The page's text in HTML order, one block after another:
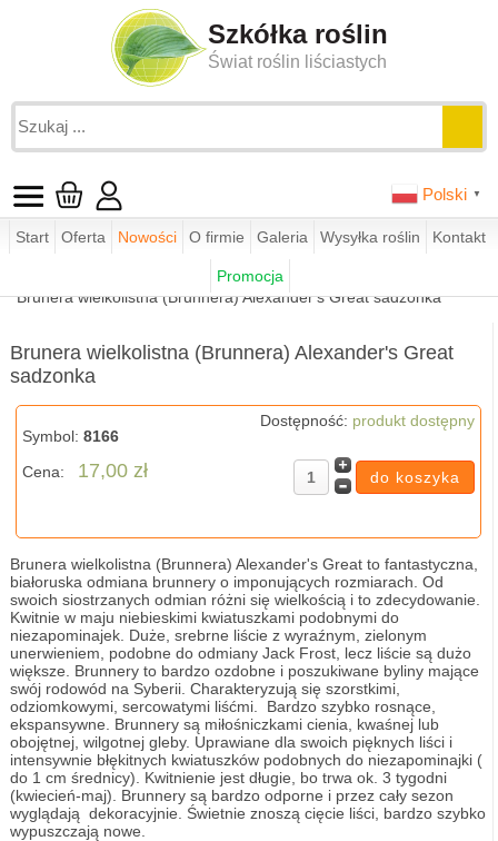
Szkółka roślin
Świat roślin liściastych
Polski ▼
Start Oferta Nowości O firmie Galeria Wysyłka roślin Kontakt
Promocja
Brunera wielkolistna (Brunnera) Alexander's Great sadzonka
Brunera wielkolistna (Brunnera) Alexander's Great
sadzonka
Symbol: 8166
Cena:
17,00 zł
Dostępność: produkt dostępny
Brunera wielkolistna (Brunnera) Alexander's Great to fantastyczna,
białoruska odmiana brunnery o imponujących rozmiarach. Od
swoich siostrzanych odmian różni się wielkością i to zdecydowanie.
Kwitnie w maju niebieskimi kwiatuszkami podobnymi do
niezapominajek. Duże, srebrne liście z wyraźnym, zielonym
unerwieniem, podobne do odmiany Jack Frost, lecz liście są dużo
większe. Brunnery to bardzo ozdobne i poszukiwane byliny mające
swój rodowód na Syberii. Charakteryzują się szorstkimi,
odziomkowymi, sercowatymi liśćmi. Bardzo szybko rosnące,
ekspansywne. Brunnery są miłośniczkami cienia, kwaśnej lub
obojętnej, wilgotnej gleby. Uprawiane dla swoich pięknych liści i
intensywnie błękitnych kwiatuszków podobnych do niezapominajki (
do 1 cm średnicy). Kwitnienie jest długie, bo trwa ok. 3 tygodni
(kwiecień-maj). Brunnery są bardzo odporne i przez cały sezon
wyglądają dekoracyjnie. Świetnie znoszą cięcie liści, bardzo szybko
wypuszczają nowe.